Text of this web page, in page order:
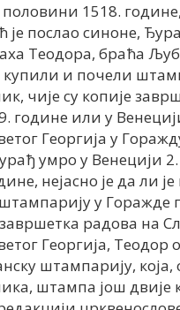
половини 1518.
послао синоне,
Теодора, браћа
и почели
чије су копије
године или у
Георгија у
умро у Венецији
нејасно је да ли
у Горажде
радова на
Георгија, Теодор
штампарију, која,
штампа још двије